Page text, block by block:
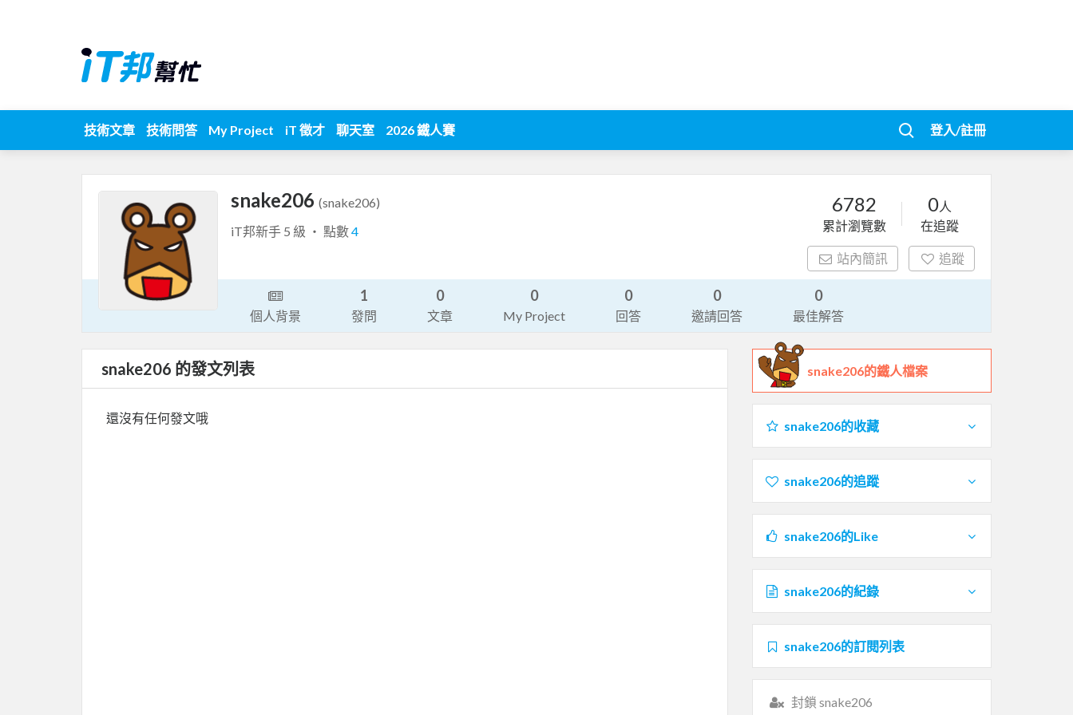
技術文章 技術問答 My Project iT 徵才 聊天室 2026 鐵人賽 登入/註冊
snake206 (snake206)
iT邦新手 5 級 ‧ 點數4
6782
累計瀏覽數
0人
在追蹤
站內簡訊 追蹤
個人背景
1
發問
0
文章
0
My Project
0
回答
0
邀請回答
0
最佳解答
snake206 的發文列表
還沒有任何發文哦
snake206的鐵人檔案
snake206的收藏
snake206的追蹤
snake206的Like
snake206的紀錄
snake206的訂閱列表
封鎖 snake206